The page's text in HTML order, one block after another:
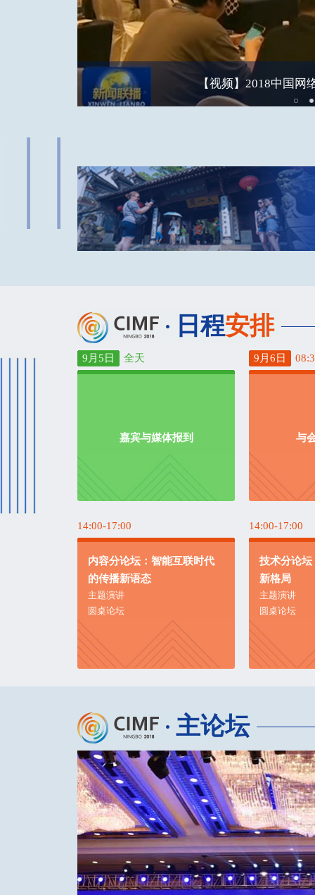
【视频】2018中国网
图文直播回顾：2018中国
日程安排
9月5日 全天
嘉宾与媒体报到
9月6日
与
14:00-17:00
内容分论坛：智能互联时代
的传播新语态
主题演讲
圆桌论坛
14:00-17:00
技术分论
新格局
主题演讲
圆桌论坛
主论坛